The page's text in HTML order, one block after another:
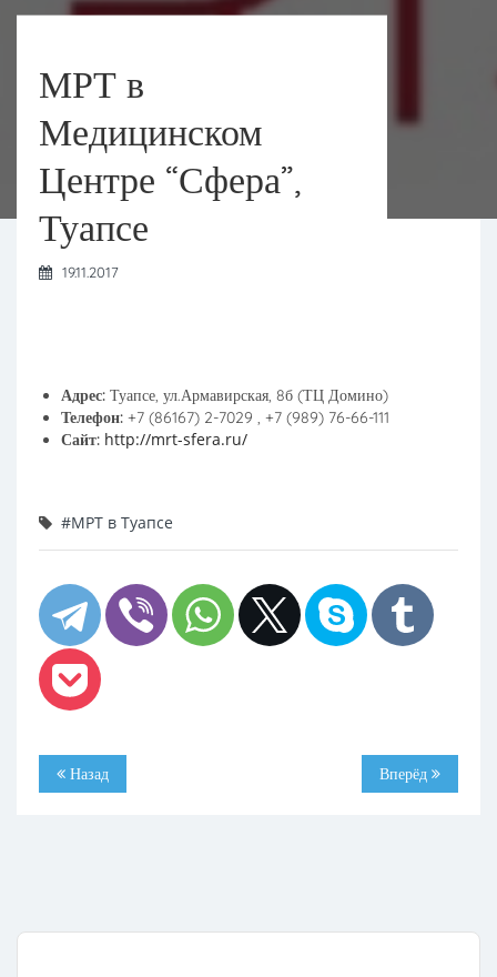
МРТ в
Медицинском
Центре “Сфера”,
Туапсе
19.11.2017
Адрес: Туапсе, ул.Армавирская, 8б (ТЦ Домино)
Телефон: +7 (86167) 2-7029 , +7 (989) 76-66-111
Сайт: http://mrt-sfera.ru/
#МРТ в Туапсе
Назад Вперёд